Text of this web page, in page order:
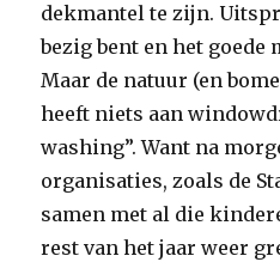
dekmantel te zijn.
bezig bent en het goede
Maar de natuur (en
heeft niets aan
washing”. Want na
organisaties, zoals de
samen met al die
rest van het jaar weer